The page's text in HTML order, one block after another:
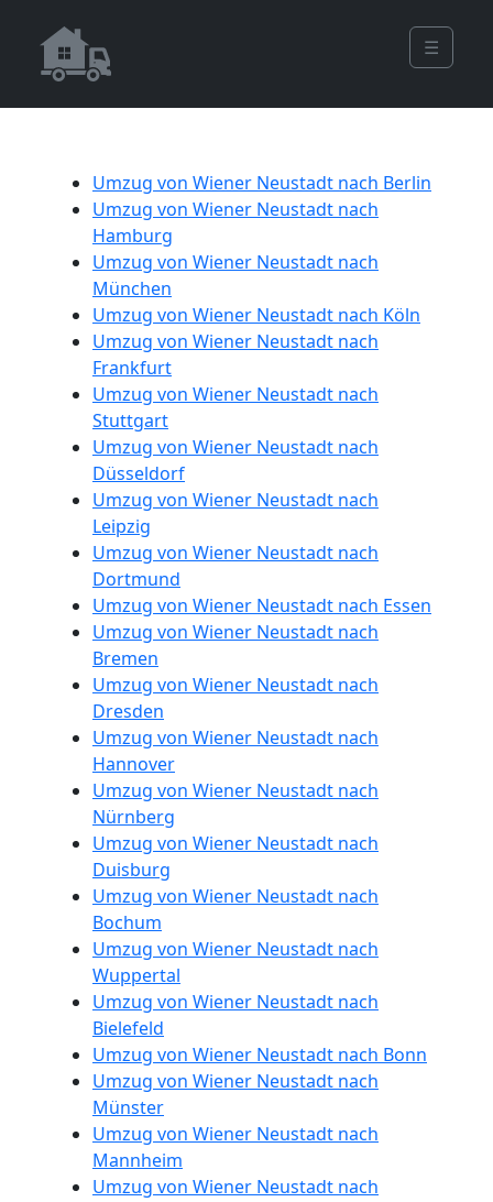
☰
Umzug von Wiener Neustadt nach Berlin
Umzug von Wiener Neustadt nach
Hamburg
Umzug von Wiener Neustadt nach
München
Umzug von Wiener Neustadt nach Köln
Umzug von Wiener Neustadt nach
Frankfurt
Umzug von Wiener Neustadt nach
Stuttgart
Umzug von Wiener Neustadt nach
Düsseldorf
Umzug von Wiener Neustadt nach
Leipzig
Umzug von Wiener Neustadt nach
Dortmund
Umzug von Wiener Neustadt nach Essen
Umzug von Wiener Neustadt nach
Bremen
Umzug von Wiener Neustadt nach
Dresden
Umzug von Wiener Neustadt nach
Hannover
Umzug von Wiener Neustadt nach
Nürnberg
Umzug von Wiener Neustadt nach
Duisburg
Umzug von Wiener Neustadt nach
Bochum
Umzug von Wiener Neustadt nach
Wuppertal
Umzug von Wiener Neustadt nach
Bielefeld
Umzug von Wiener Neustadt nach Bonn
Umzug von Wiener Neustadt nach
Münster
Umzug von Wiener Neustadt nach
Mannheim
Umzug von Wiener Neustadt nach